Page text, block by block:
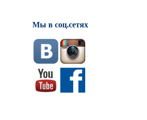
Мы в соц.сетях